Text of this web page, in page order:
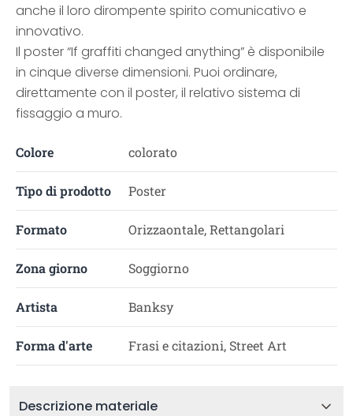
anche il loro dirompente spirito comunicativo e
innovativo.
Il poster “If graffiti changed anything” è disponibile
in cinque diverse dimensioni. Puoi ordinare,
direttamente con il poster, il relativo sistema di
fissaggio a muro.
Colore colorato
Tipo di prodotto Poster
Formato Orizzaontale, Rettangolari
Zona giorno Soggiorno
Artista Banksy
Forma d'arte Frasi e citazioni, Street Art
Descrizione materiale